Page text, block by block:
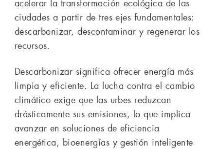
acelerar la transformación ecológica de las
ciudades a partir de tres ejes fundamentales:
descarbonizar, descontaminar y regenerar los
recursos.
Descarbonizar significa ofrecer energía más
limpia y eficiente. La lucha contra el cambio
climático exige que las urbes reduzcan
drásticamente sus emisiones, lo que implica
avanzar en soluciones de eficiencia
energética, bioenergías y gestión inteligente